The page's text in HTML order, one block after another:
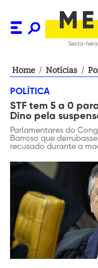
Sexta-
Home / Notícias /
POLÍTICA
STF tem 5 a 0
Dino pela
Parlamentares do
Barroso que
recusado durante a